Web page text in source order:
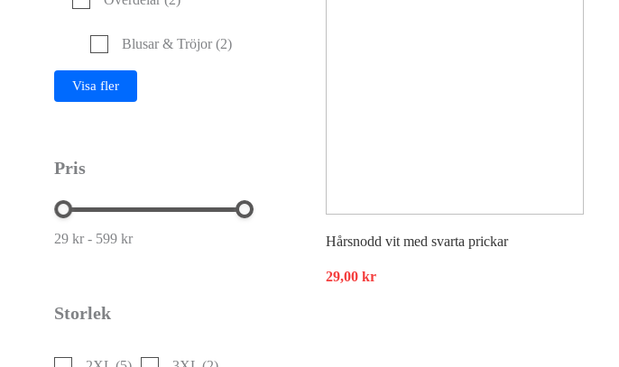
Blusar & Tröjor (2)
Visa fler
Pris
29 kr - 599 kr
Storlek
Hårsnodd vit med svarta prickar
29,00 kr